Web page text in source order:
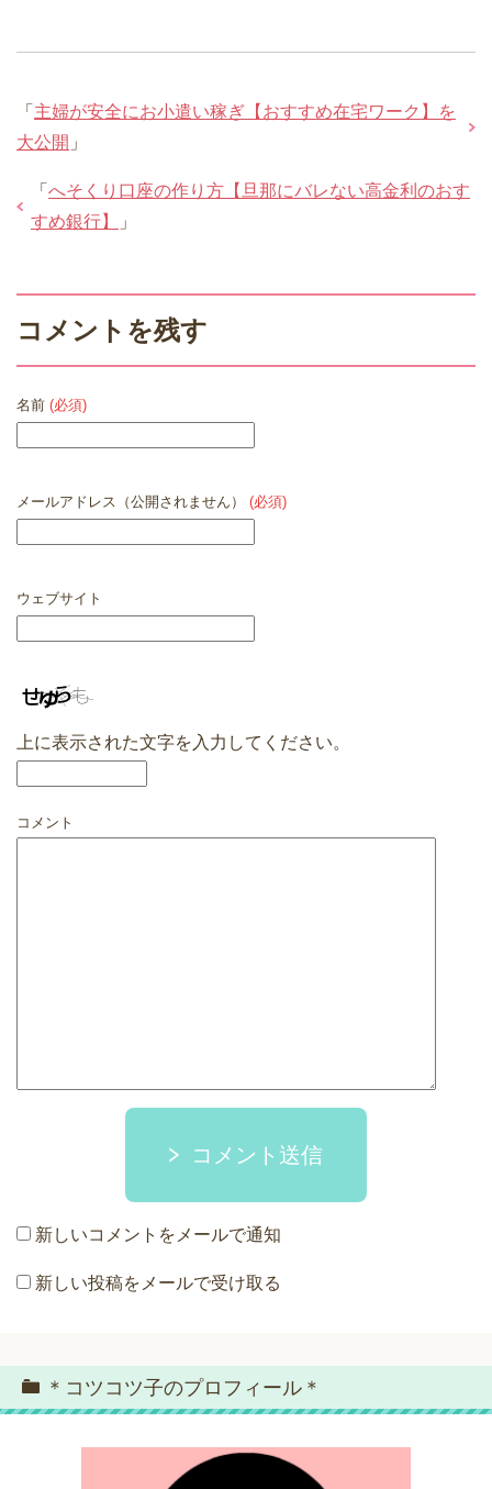
「 主婦が安全にお小遣い稼ぎ【おすすめ在宅ワーク】を
大公開 」
「 へそくり口座の作り方【旦那にバレない高金利のおす
すめ銀行】
」
コメントを残す
名前 (必須)
メールアドレス（公開されません） (必須)
ウェブサイト
上に表示された文字を入力してください。
コメント
コメント送信
新しいコメントをメールで通知
新しい投稿をメールで受け取る
＊コツコツ子のプロフィール＊